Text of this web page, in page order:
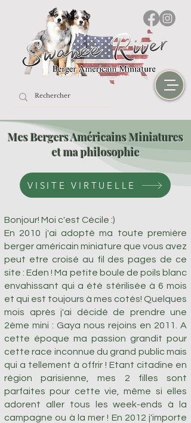
Mes Bergers Américains Miniatures
et ma philosophie
VISITE VIRTUELLE
Bonjour! Moi c'est Cécile :)
​En 2010 j'ai adopté ma toute première
berger américain miniature que vous avez
peut etre croisé au fil des pages de ce
site : Eden ! Ma petite boule de poils blanc
envahissant qui a été stérilisée à 6 mois
et qui est toujours à mes cotés! Quelques
mois après j'ai décidé de prendre une
2ème mini : Gaya nous rejoins en 2011. A
cette époque ma passion grandit pour
cette race inconnue du grand public mais
qui a tellement à offrir ! Etant citadine en
région parisienne, mes 2 filles sont
parfaites pour cette vie, même si elles
adorent aller tous les week-ends à la
campagne ou à la mer ! En 2012 j'importe